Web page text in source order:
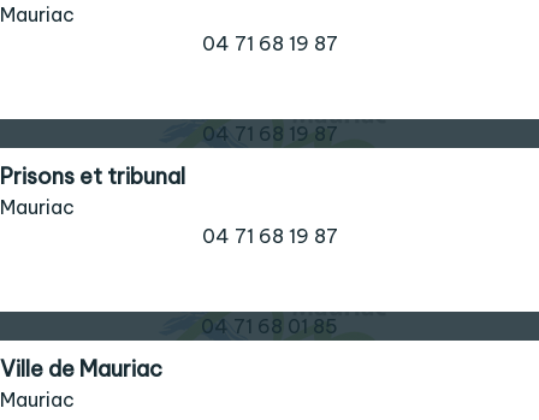
Mauriac
04 71 68 19 87
04 71 68 19 87
Prisons et tribunal
Mauriac
04 71 68 19 87
04 71 68 01 85
Ville de Mauriac
Mauriac